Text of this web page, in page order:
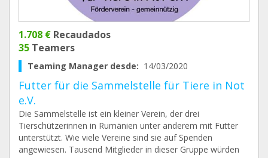
1.708 € Recaudados
35 Teamers
Teaming Manager desde: 14/03/2020
Futter für die Sammelstelle für Tiere in Not
e.V.
Die Sammelstelle ist ein kleiner Verein, der drei
Tierschützerinnen in Rumänien unter anderem mit Futter
unterstützt. Wie viele Vereine sind sie auf Spenden
angewiesen. Tausend Mitglieder in dieser Gruppe würden